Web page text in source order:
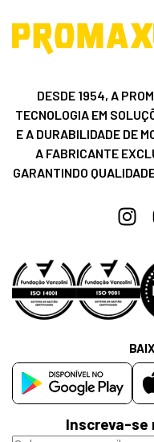
DESDE 1954, A
TECNOLOGIA EM
E A DURABILIDADE DE
A FABRICANTE
GARANTINDO
Inscreva-se